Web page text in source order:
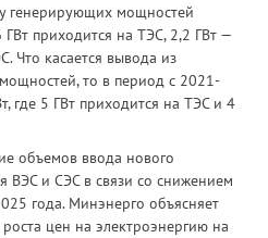
генерирующих мощностей
приходится на ТЭС, 2,2 ГВт —
Что касается вывода из
то в период с 2021-
где 5 ГВт приходится на ТЭС и 4
объемов ввода нового
ВЭС и СЭС в связи со снижением
года. Минэнерго объясняет
цен на электроэнергию на